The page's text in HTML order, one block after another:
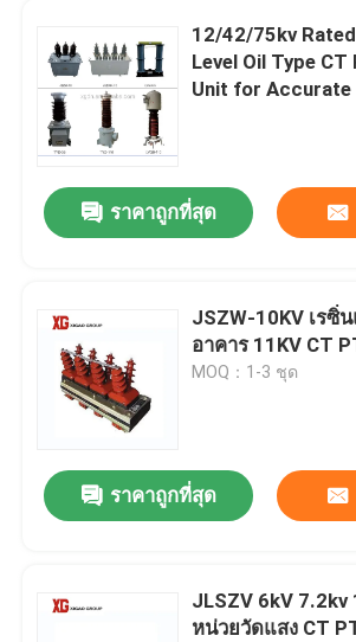
12/42/75kv
Level Oil Type
Unit for Accurate
ราคาถูกที่สุด
JSZW-10KV เรซิ่
อาคาร 11KV CT
MOQ：1-3 ชุด
ราคาถูกที่สุด
JLSZV 6kV 7.2kv
หน่วยวัดแสง CT